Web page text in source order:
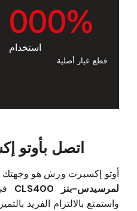
000%
استخدام
قطع غيار أصلية
اتصل بأوتو
أوتو إكسبرت ورش هو وجهتك
لمرسيدس-بنز CLS400
واستمتع بالالتزام الفريد